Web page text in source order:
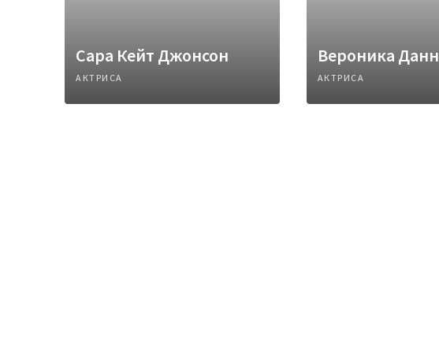
Сара Кейт Джонсон
АКТРИСА
Вероника Данн
АКТРИСА